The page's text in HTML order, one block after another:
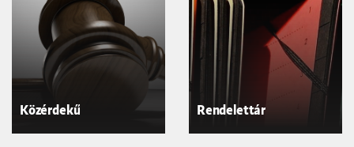
Közérdekű Rendelettár